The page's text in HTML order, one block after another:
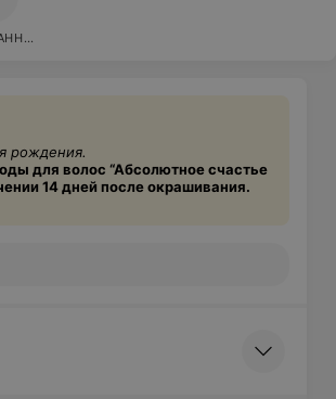
рождения.
для волос “Абсолютное счастье
14 дней после окрашивания.